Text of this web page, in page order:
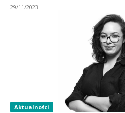
29/11/2023
Aktualności